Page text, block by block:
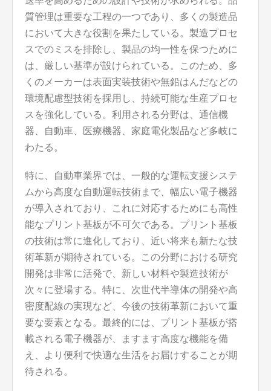
質管理は重要な工程の一つであり、多くの製造品
において大きな役割を果たしている。製造プロセ
スでのミスを排除し、製品の均一性を保つために
は、厳しい基準が設けられている。このため、多
くのメーカーは表面実装技術や無鉛はんだなどの
環境配慮型技術を採用し、持続可能な生産プロセ
スを強化している。利用される分野は、通信機
器、自動車、医療機器、家庭電化製品など多岐に
わたる。
特に、自動車業界では、一般的な運転支援システ
ムから高度な自動運転技術まで、幅広い電子機器
が導入されており、これに対応するためにも高性
能なプリント基板が不可欠である。プリント基板
の技術は常に進化しており、近い将来も新たな技
術革新が期待されている。この分野における研究
開発は非常に活発で、新しい材料や製造技術が
次々に登場する。特に、次世代半導体の開発や高
密度配線の実現など、今後の技術革新において重
要な要素となる。最終的には、プリント基板が搭
載される電子機器が、ますます高度な機能を備
え、より便利で快適な生活をお届けすることが期
待される。